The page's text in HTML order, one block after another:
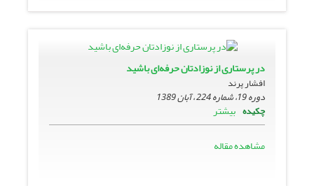
در پرستاری از نوزادتان حرفه‌ای باشید
افشار پرند
دوره 19، شماره 224 ، آبان 1389
چکیده بیشتر
مشاهده مقاله